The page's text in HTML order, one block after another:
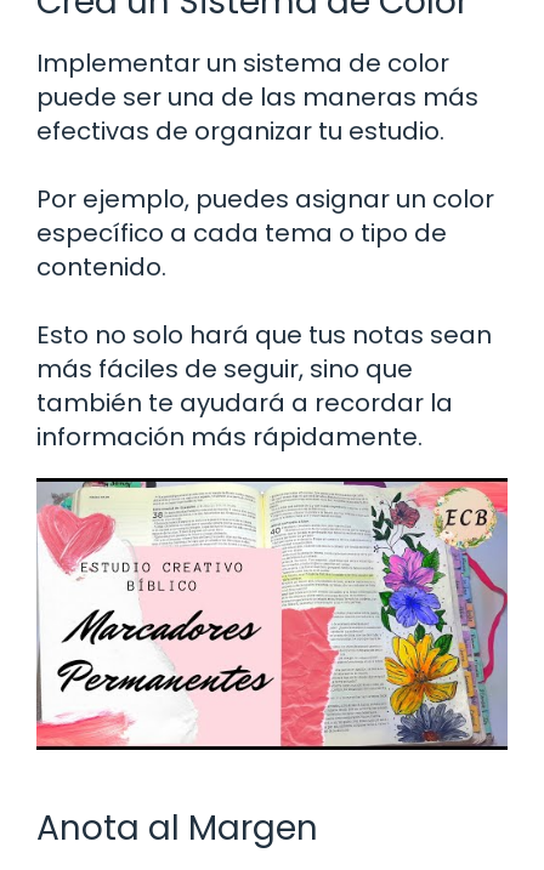
Implementar un sistema de color
puede ser una de las maneras más
efectivas de organizar tu estudio.
Por ejemplo, puedes asignar un color
específico a cada tema o tipo de
contenido.
Esto no solo hará que tus notas sean
más fáciles de seguir, sino que
también te ayudará a recordar la
información más rápidamente.
Anota al Margen